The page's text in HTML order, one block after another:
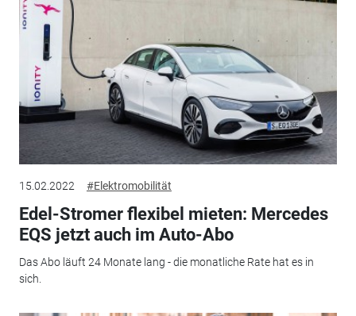
15.02.2022 #Elektromobilität
Edel-Stromer flexibel mieten: Mercedes
EQS jetzt auch im Auto-Abo
Das Abo läuft 24 Monate lang - die monatliche Rate hat es in
sich.